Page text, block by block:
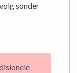
sonder